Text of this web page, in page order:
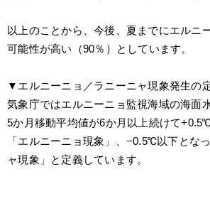
以上のことから、今後、夏までにエルニ
可能性が高い（90％）としています。
▼エルニーニョ／ラニーニャ現象発生の
気象庁ではエルニーニョ監視海域の海面
5か月移動平均値が6か月以上続けて
「エルニーニョ現象」、−0.5℃以下とな
ャ現象」と定義しています。